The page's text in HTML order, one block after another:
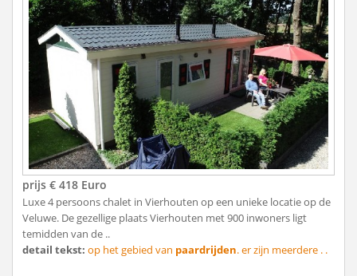
prijs € 418 Euro
Luxe 4 persoons chalet in Vierhouten op een unieke locatie op de
Veluwe. De gezellige plaats Vierhouten met 900 inwoners ligt
temidden van de ..
detail tekst: op het gebied van paardrijden. er zijn meerdere . .